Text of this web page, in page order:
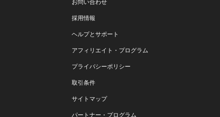
お問い合わせ
採用情報
ヘルプとサポート
アフィリエイト・プログラム
プライバシーポリシー
取引条件
サイトマップ
パートナー・プログラム